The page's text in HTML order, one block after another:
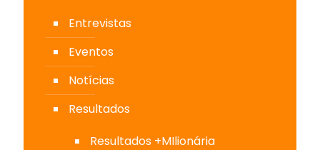
Entrevistas
Eventos
Notícias
Resultados
Resultados +MIlionária